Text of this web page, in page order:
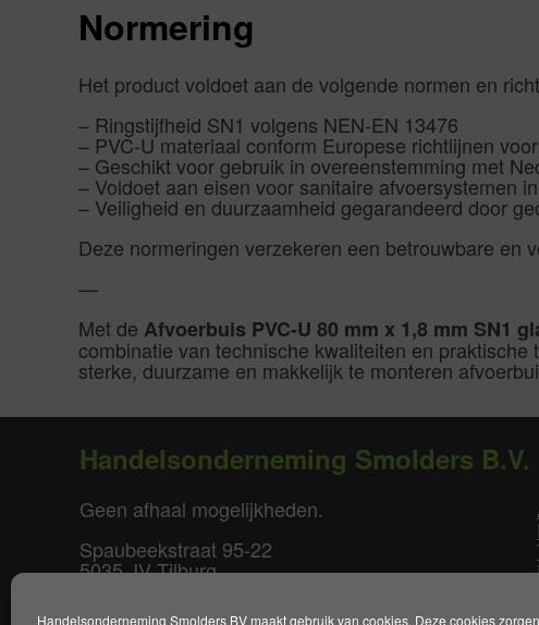
Handelsonderneming Smolders BV maakt gebruik van cookies. Deze cookies
Normering
Het product voldoet aan de volgende normen en
– Ringstijfheid SN1 volgens NEN-EN 13476
– PVC-U materiaal conform Europese richtlijnen
– Geschikt voor gebruik in overeenstemming met
– Voldoet aan eisen voor sanitaire afvoersystemen
– Veiligheid en duurzaamheid gegarandeerd door
Deze normeringen verzekeren een betrouwbare en
—
Met de Afvoerbuis PVC-U 80 mm x 1,8 mm SN1
combinatie van technische kwaliteiten en
sterke, duurzame en makkelijk te monteren
Handelsonderneming Smolders B.V.
Geen afhaal mogelijkheden.
Spaubeekstraat 95-22
5035 JV Tilburg
T. +31(0)85-0640877